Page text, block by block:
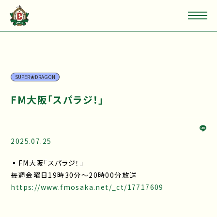
SUPER★DRAGON
FM大阪「スパラジ！」
2025.07.25
▪FM大阪「スパラジ！」
毎週金曜日19時30分〜20時00分放送
https://www.fmosaka.net/_ct/17717609